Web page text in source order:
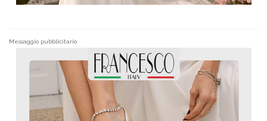
Messaggio pubblicitario